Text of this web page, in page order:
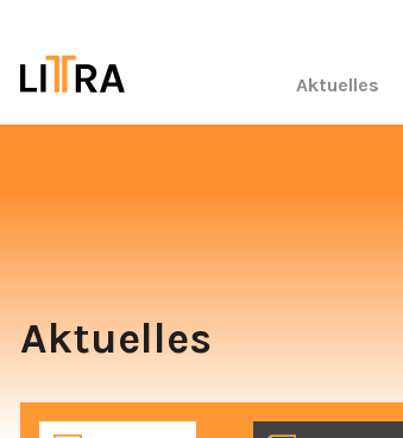
Aktuelles
Aktuelles